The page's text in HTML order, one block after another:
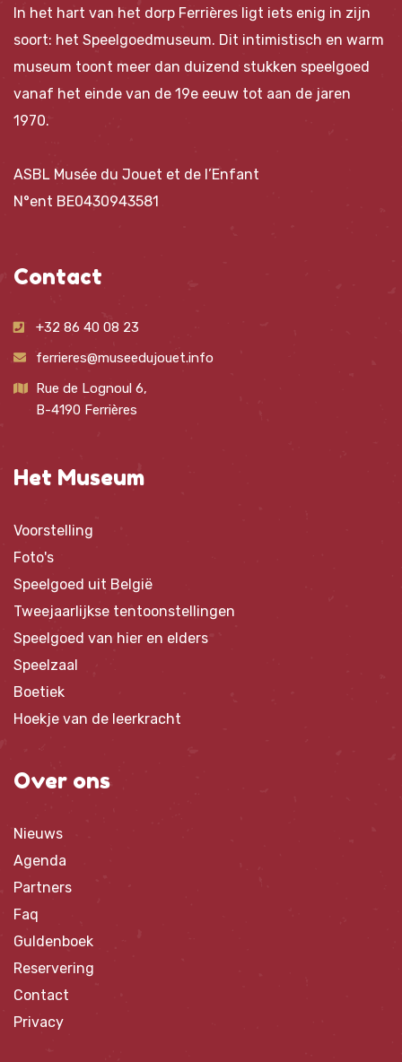
In het hart van het dorp Ferrières ligt iets enig in zijn
soort: het Speelgoedmuseum. Dit intimistisch en warm
museum toont meer dan duizend stukken speelgoed
vanaf het einde van de 19e eeuw tot aan de jaren
1970.
ASBL Musée du Jouet et de l’Enfant
N°ent BE0430943581
Contact
+32 86 40 08 23
ferrieres@museedujouet.info
Rue de Lognoul 6,
B-4190 Ferrières
Het Museum
Voorstelling
Foto's
Speelgoed uit België
Tweejaarlijkse tentoonstellingen
Speelgoed van hier en elders
Speelzaal
Boetiek
Hoekje van de leerkracht
Over ons
Nieuws
Agenda
Partners
Faq
Guldenboek
Reservering
Contact
Privacy